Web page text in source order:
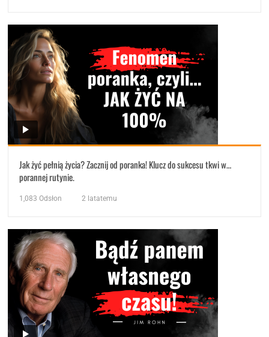
Jak żyć pełnią życia? Zacznij od poranka! Klucz do sukcesu tkwi w…
porannej rutynie.
1,083 Odsłon 2 latatemu